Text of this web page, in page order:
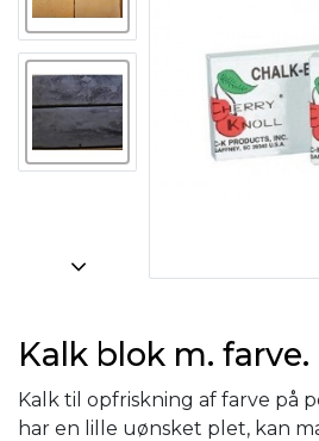
Kalk blok m. farve.
Kalk til opfriskning af farve på
har en lille uønsket plet, kan